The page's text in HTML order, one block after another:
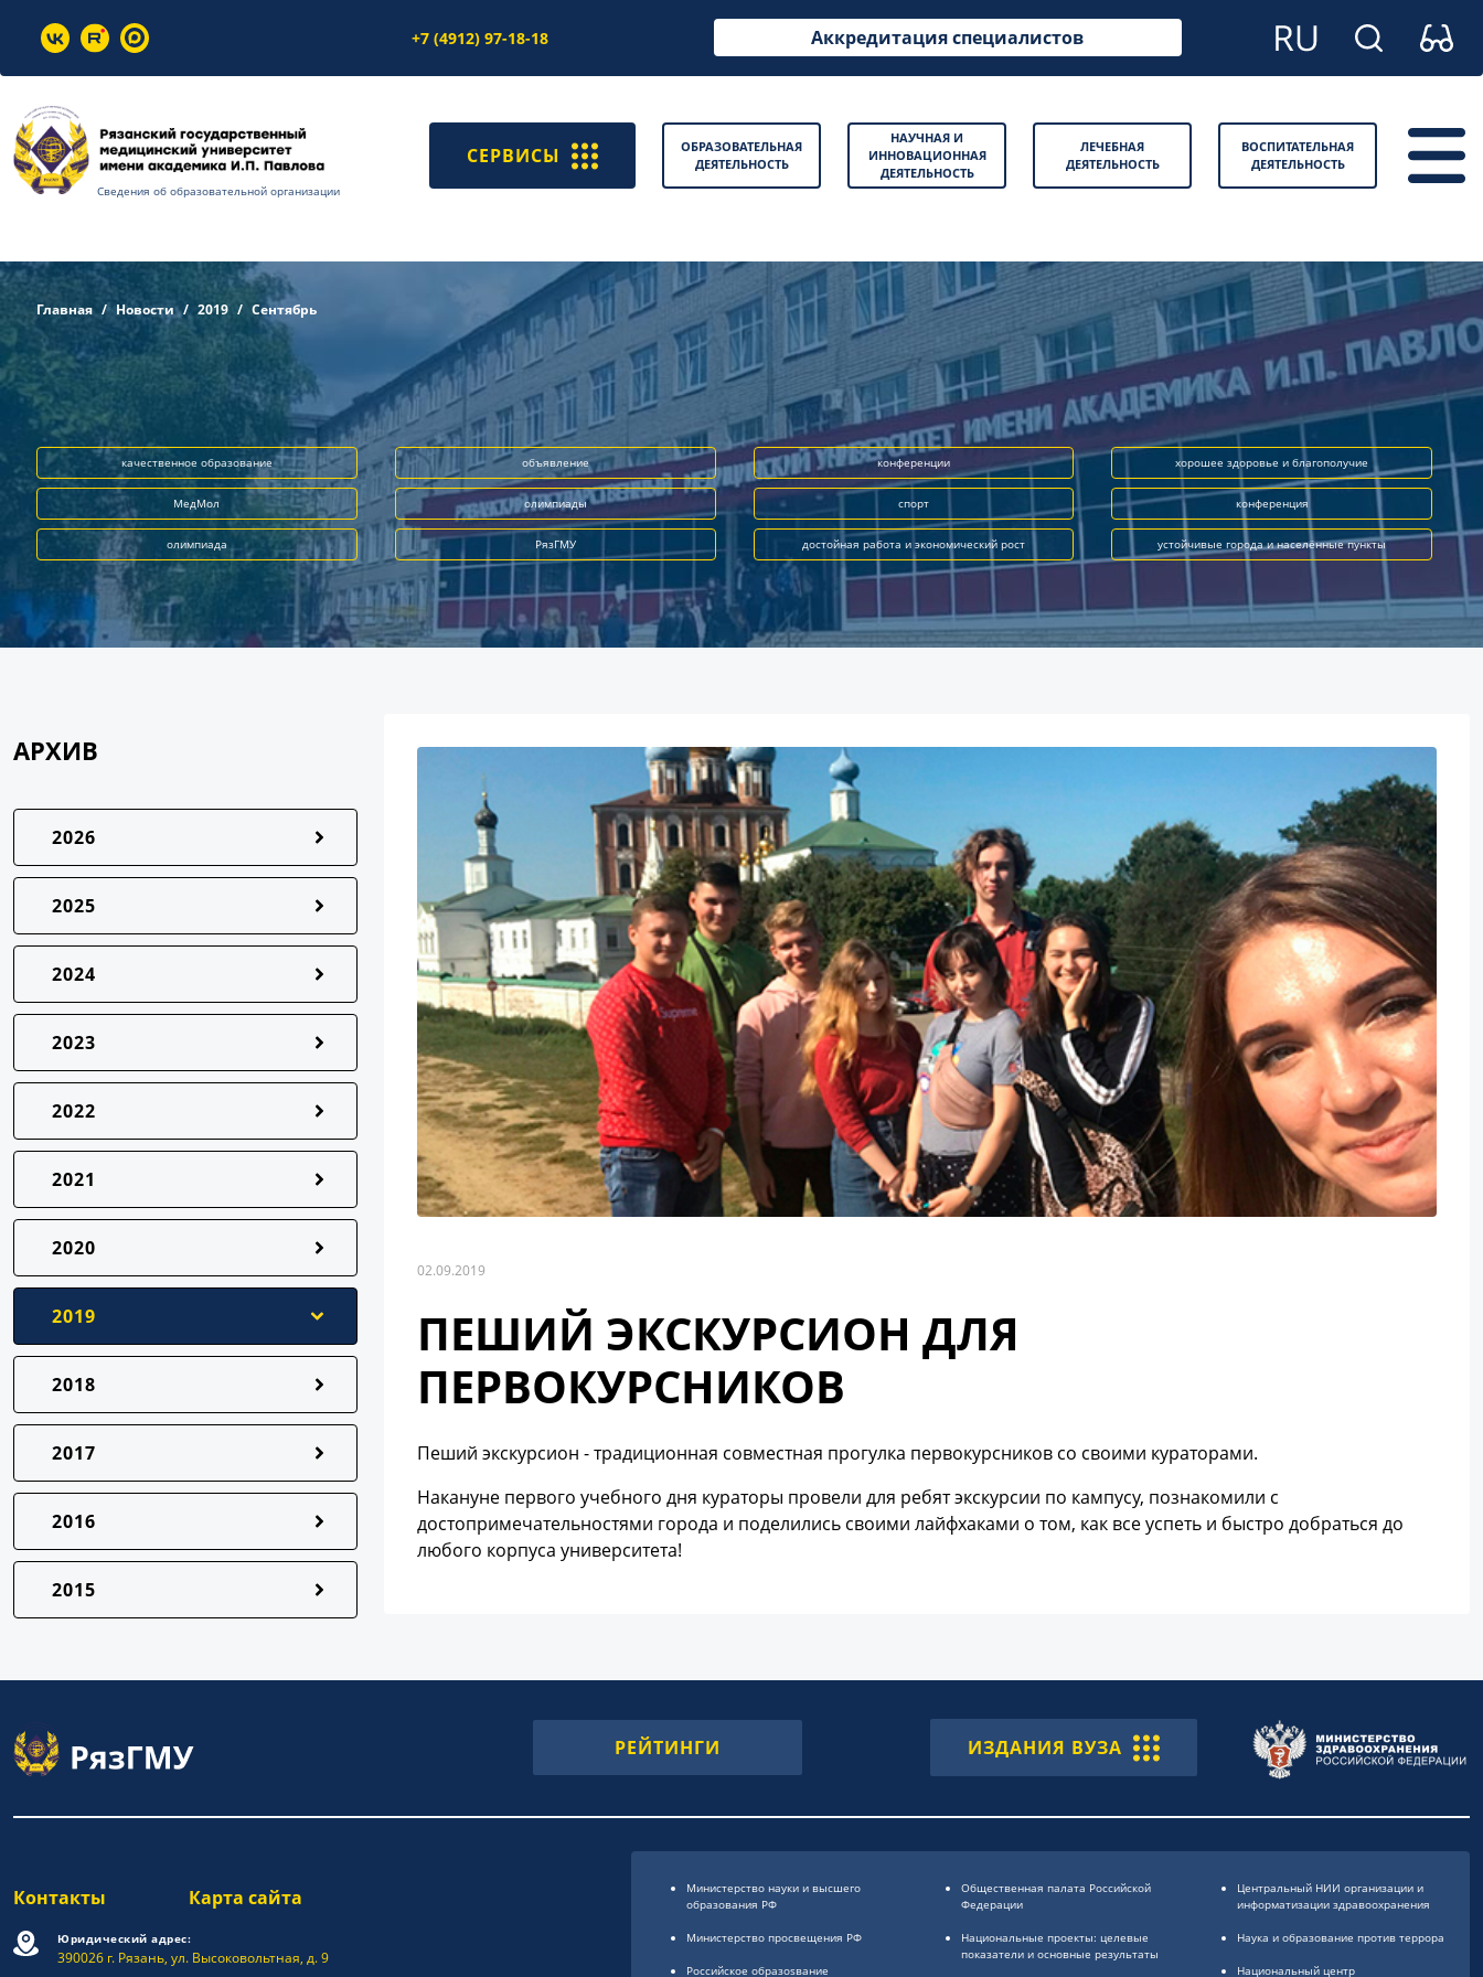
+7 (4912) 97-18-18 Аккредитация специалистов
Сведения об образовательной организации
СЕРВИСЫ
ОБРАЗОВАТЕЛЬНАЯ
ДЕЯТЕЛЬНОСТЬ
НАУЧНАЯ И
ИННОВАЦИОННАЯ
ДЕЯТЕЛЬНОСТЬ
ЛЕЧЕБНАЯ
ДЕЯТЕЛЬНОСТЬ
ВОСПИТАТЕЛЬНАЯ
ДЕЯТЕЛЬНОСТЬ
Главная Новости 2019 Сентябрь
качественное образование объявление конференции хорошее здоровье и благополучие
МедМол олимпиады спорт конференция
олимпиада РязГМУ достойная работа и экономический рост устойчивые города и населённые пункты
АРХИВ
2026
2025
2024
2023
2022
2021
2020
2019
2018
2017
2016
2015
02.09.2019
ПЕШИЙ ЭКСКУРСИОН ДЛЯ
ПЕРВОКУРСНИКОВ
Пеший экскурсион - традиционная совместная прогулка первокурсников со своими кураторами.
Накануне первого учебного дня кураторы провели для ребят экскурсии по кампусу, познакомили с
достопримечательностями города и поделились своими лайфхаками о том, как все успеть и быстро добраться до
любого корпуса университета!
РЕЙТИНГИ ИЗДАНИЯ ВУЗА
Контакты Карта сайта
Юридический адрес:
390026 г. Рязань, ул. Высоковольтная, д. 9
Министерство науки и высшего
образования РФ
Министерство просвещения РФ
Российское образоsвание
Общественная палата Российской
Федерации
Национальные проекты: целевые
показатели и основные результаты
Центральный НИИ организации и
информатизации здравоохранения
Наука и образование против террора
Национальный центр